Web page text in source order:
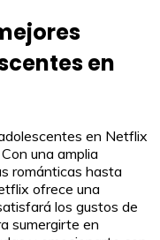
en
en Netflix
una amplia
románticas hasta
ofrece una
los gustos de
sumergirte en